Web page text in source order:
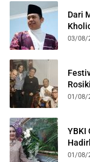
Dari
03/08/
01/08/
YBKI
01/08/